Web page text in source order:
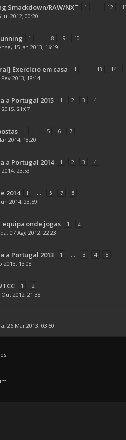
Smackdown/RAW/NXT 1 ... 12
Jul 2012, 00:20
1 ... 8 9
10
, 15 Jan 2013, 16:19
Exercício em casa 1 ... 13 14
Fev 2013, 18:14
a Portugal 2015 1 2 3
4
2015, 21:07
1 ... 5 6
7
2014, 18:20
a Portugal 2014 1 2 3
4
2014, 23:53
2014 1 ... 6 7
8
2014, 23:59
equipa onde jogas 1
2
, 07 Ago 2012, 22:23
a Portugal 2013 1 ... 3 4
5
2013, 13:08
1
2
Out 2012, 21:38
, 26 Mar 2013, 03:50